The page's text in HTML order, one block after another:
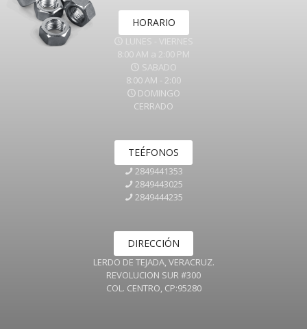
HORARIO
LUNES - VIERNES
8:00 AM a 2:00 PM
SABADO
8:00 AM - 2:00
DOMINGO
CERRADO
TEÉFONOS
2849441353
2849443025
2849444235
DIRECCIÓN
LERDO DE TEJADA, VERACRUZ.
REVOLUCION SUR #300
COL. CENTRO, CP:95280